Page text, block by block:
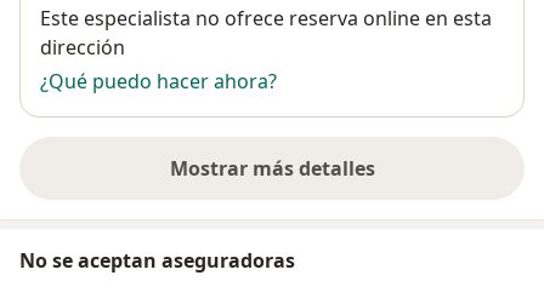
Disponibilidad
Este especialista no ofrece reserva online en esta
dirección
¿Qué puedo hacer ahora?
Mostrar más detalles
sobre la dirección
No se aceptan aseguradoras